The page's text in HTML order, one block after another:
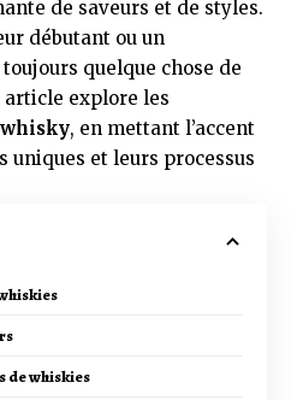
de saveurs et de styles.
débutant ou un
quelque chose de
article explore les
, en mettant l’accent
uniques et leurs processus
de whiskies